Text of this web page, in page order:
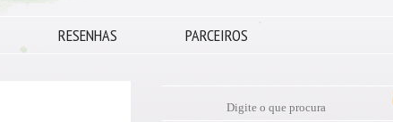
RESENHAS PARCEIROS